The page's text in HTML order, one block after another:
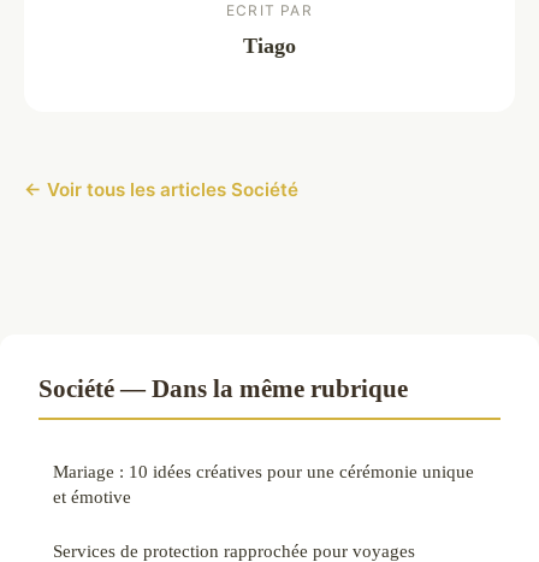
ECRIT PAR
Tiago
← Voir tous les articles Société
Société — Dans la même rubrique
Mariage : 10 idées créatives pour une cérémonie unique
et émotive
Services de protection rapprochée pour voyages